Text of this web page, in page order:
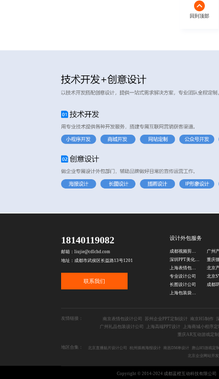
回到顶部
18140119082
邮箱：liujie@cdlchd.com
地址：成都市武侯区长益路13号1201
联系我们
设计外包服务
成都视频剪辑公司
深圳PPT美化公司
专业设计公司
长图设计公司
上海包装袋设计公司
友情链接： 南京表情包设计公司 苏州企业PPT定制设计 南京H5制作
广州礼品包装设计公司
上海高端PPT设计
上海商城小程序
重庆AR互动游戏定制
地区合集： 北京直播贴片设计公司 杭州插画海报设计 南昌DM单设计
唐山H5游戏定
北京企业网站开发
Copyright © 2014-2024 成都蓝橙互动科技有限公司